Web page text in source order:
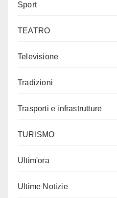
Sport
TEATRO
Televisione
Tradizioni
Trasporti e infrastrutture
TURISMO
Ultim'ora
Ultime Notizie